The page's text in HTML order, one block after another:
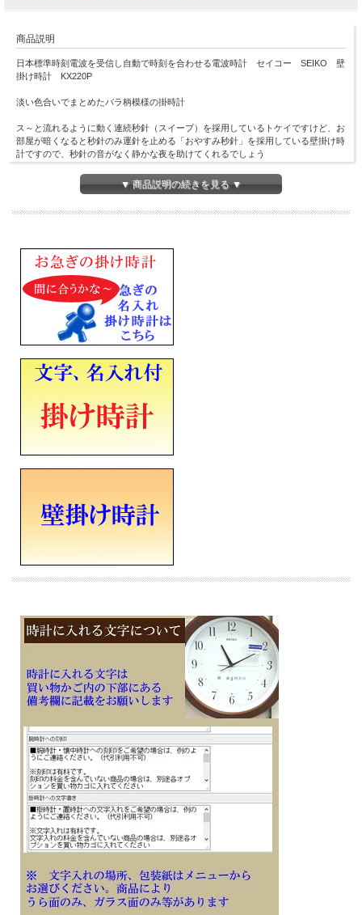
商品説明
日本標準時刻電波を受信し自動で時刻を合わせる電波時計 セイコー SEIKO 壁
掛け時計 KX220P
淡い色合いでまとめたバラ柄模様の掛時計
ス～と流れるように動く連続秒針（スイープ）を採用しているトケイですけど、お
部屋が暗くなると秒針のみ運針を止める「おやすみ秒針」を採用している壁掛け時
計ですので、秒針の音がなく静かな夜を助けてくれるでしょう
また電池切れ予告機能を備えていますので、電池が切れるころには明るいところで
も秒針を止めて電池交換時期を知らせてくれるので、電池の交換時期がわかりやす
■電波機能：日本全国対応
■電池寿命約2年
■アルカリ単三乾電池×２個
■流れるような動きの連続秒針
■直径325mm×厚み48mm×重さ1.2Kg
■電波受信機能ＯＦＦ付き / 石膏ボード用掛け金具付き
■裏面名入れスペース（タテ20×ヨコ70mm黒）
※時計への文字書き金額（1ヶ所）込みの表示価格です
※１０日前後での発送となります（在庫ありの場合。在庫切れの場合もあります）
▼ 商品説明の続きを見る ▼